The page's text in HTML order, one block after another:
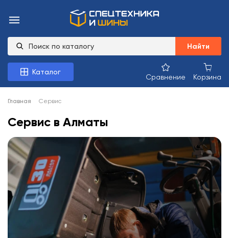
Найти
Каталог
Сравнение Корзина
Главная Сервис
Сервис в Алматы